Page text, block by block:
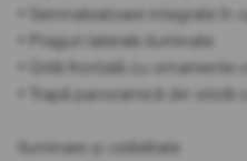
• Semnalizatoare integrate în
• Praguri laterale iluminate
• Grilă frontală cu ornamente
• Trapă panoramică din
Iluminare și vizibilitate